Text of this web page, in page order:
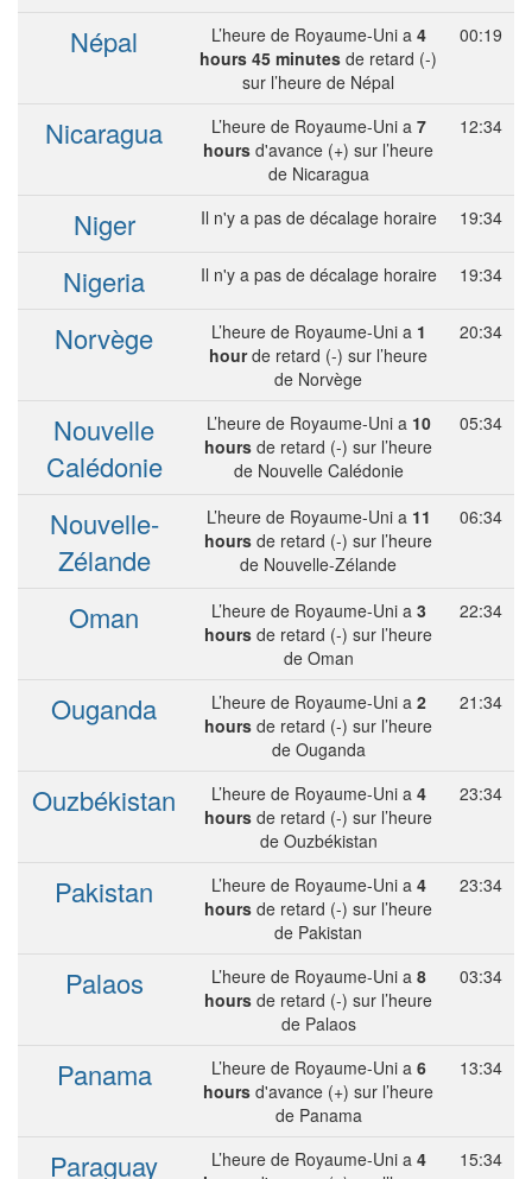
Népal L’heure de Royaume-Uni a 4
hours 45 minutes de retard (-)
sur l’heure de Népal
00:19
Nicaragua L’heure de Royaume-Uni a 7
hours d'avance (+) sur l’heure
de Nicaragua
12:34
Niger Il n'y a pas de décalage horaire 19:34
Nigeria Il n'y a pas de décalage horaire 19:34
Norvège L’heure de Royaume-Uni a 1
hourde retard (-) sur l’heure
de Norvège
20:34
Nouvelle
Calédonie
L’heure de Royaume-Uni a 10
hours de retard (-) sur l’heure
de Nouvelle Calédonie
05:34
Nouvelle-
Zélande
L’heure de Royaume-Uni a 11
hours de retard (-) sur l’heure
de Nouvelle-Zélande
06:34
Oman L’heure de Royaume-Uni a 3
hours de retard (-) sur l’heure
de Oman
22:34
Ouganda L’heure de Royaume-Uni a 2
hours de retard (-) sur l’heure
de Ouganda
21:34
Ouzbékistan L’heure de Royaume-Uni a 4
hours de retard (-) sur l’heure
de Ouzbékistan
23:34
Pakistan L’heure de Royaume-Uni a 4
hours de retard (-) sur l’heure
de Pakistan
23:34
Palaos L’heure de Royaume-Uni a 8
hours de retard (-) sur l’heure
de Palaos
03:34
Panama L’heure de Royaume-Uni a 6
hours d'avance (+) sur l’heure
de Panama
13:34
Paraguay L’heure de Royaume-Uni a 4
15:34